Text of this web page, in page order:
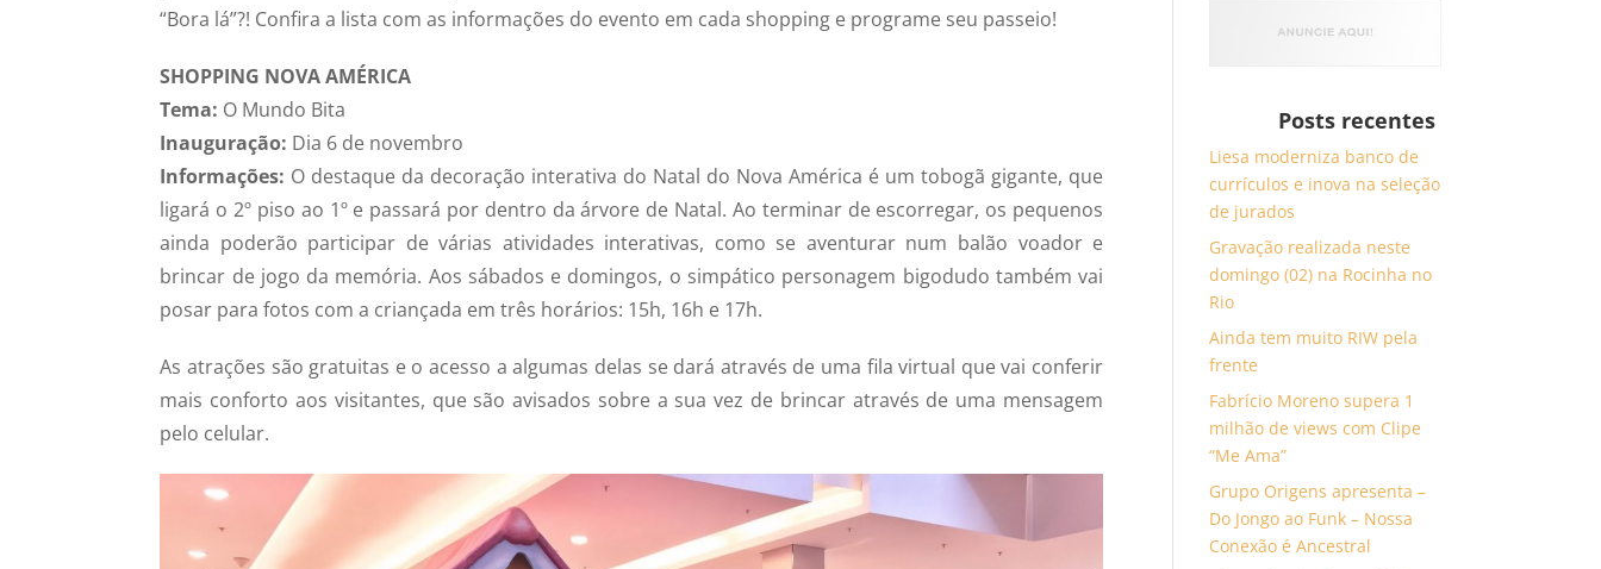
“Bora lá”?! Confira a lista com as informações do evento em cada shopping e programe seu passeio!
SHOPPING NOVA AMÉRICA
Tema: O Mundo Bita
Inauguração: Dia 6 de novembro
Informações: O destaque da decoração interativa do Natal do Nova América é um tobogã gigante, que
ligará o 2º piso ao 1º e passará por dentro da árvore de Natal. Ao terminar de escorregar, os pequenos
ainda poderão participar de várias atividades interativas, como se aventurar num balão voador e
brincar de jogo da memória. Aos sábados e domingos, o simpático personagem bigodudo também vai
posar para fotos com a criançada em três horários: 15h, 16h e 17h.
As atrações são gratuitas e o acesso a algumas delas se dará através de uma fila virtual que vai conferir
mais conforto aos visitantes, que são avisados sobre a sua vez de brincar através de uma mensagem
pelo celular.
Posts recentes
Liesa moderniza banco de
currículos e inova na seleção
de jurados
Gravação realizada neste
domingo (02) na Rocinha no
Rio
Ainda tem muito RIW pela
frente
Fabrício Moreno supera 1
milhão de views com Clipe
“Me Ama”
Grupo Origens apresenta –
Do Jongo ao Funk – Nossa
Conexão é Ancestral